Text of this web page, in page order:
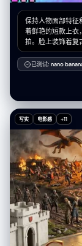
保持人物面部特征
着鲜艳的短款上衣
拍。脸上装饰着复
射材质的纹理，
立得风格的照片框
面感。
已测试: nano
写实 电影感 +11